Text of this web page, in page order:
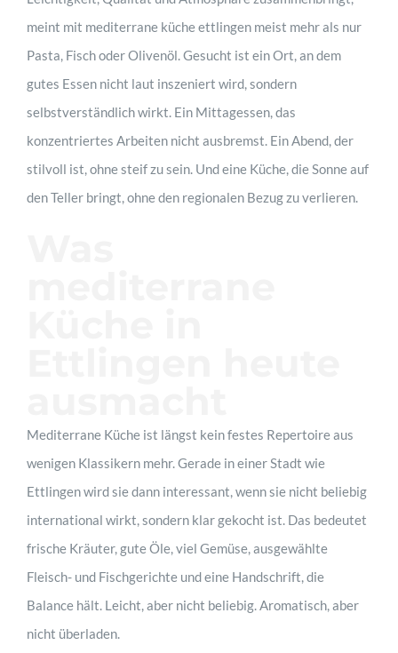
jetzt buchen
meint mit mediterrane küche ettlingen meist mehr als nur
Pasta, Fisch oder Olivenöl. Gesucht ist ein Ort, an dem
gutes Essen nicht laut inszeniert wird, sondern
selbstverständlich wirkt. Ein Mittagessen, das
konzentriertes Arbeiten nicht ausbremst. Ein Abend, der
stilvoll ist, ohne steif zu sein. Und eine Küche, die Sonne auf
den Teller bringt, ohne den regionalen Bezug zu verlieren.
Mediterrane Küche ist längst kein festes Repertoire aus
wenigen Klassikern mehr. Gerade in einer Stadt wie
Ettlingen wird sie dann interessant, wenn sie nicht beliebig
international wirkt, sondern klar gekocht ist. Das bedeutet
frische Kräuter, gute Öle, viel Gemüse, ausgewählte
Fleisch- und Fischgerichte und eine Handschrift, die
Balance hält. Leicht, aber nicht beliebig. Aromatisch, aber
nicht überladen.